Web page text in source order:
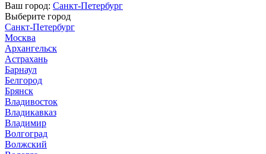
Ваш город: Санкт-Петербург
Выберите город
Санкт-Петербург
Москва
Архангельск
Астрахань
Барнаул
Белгород
Брянск
Владивосток
Владикавказ
Владимир
Волгоград
Волжский